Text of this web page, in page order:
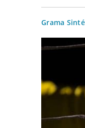
Grama